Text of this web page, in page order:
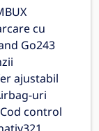
cu
Go243
ajustabil
uri
control